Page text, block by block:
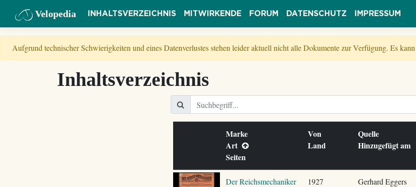
Velopedia INHALTSVERZEICHNIS MITWIRKENDE FORUM DATENSCHUTZ IMPRESSUM
Aufgrund technischer Schwierigkeiten und eines Datenverlustes stehen leider aktuell nicht alle Dokumente zur Verfügung. Es
Inhaltsverzeichnis
Marke
Art
Seiten
Von
Land
Quelle
Hinzugefügt am
Der Reichsmechaniker
1927
Gerhard Eggers